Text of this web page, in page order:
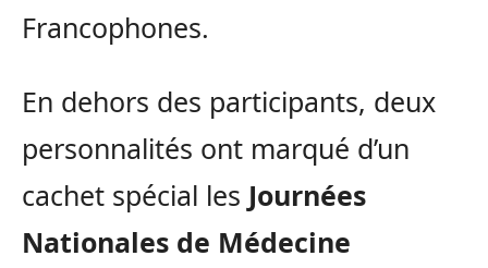
Francophones.
En dehors des participants, deux
personnalités ont marqué d’un
cachet spécial les Journées
Nationales de Médecine